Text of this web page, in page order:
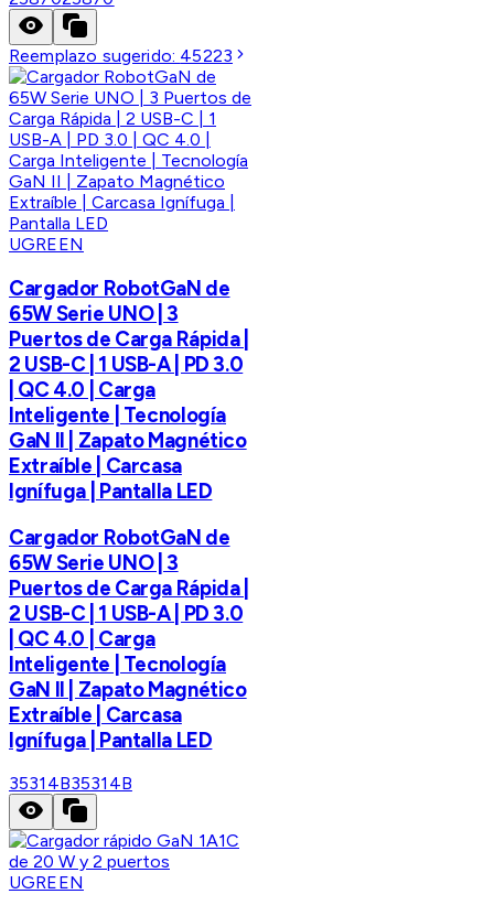
Reemplazo sugerido: 45223
UGREEN
Cargador RobotGaN de
65W Serie UNO | 3
Puertos de Carga Rápida |
2 USB-C | 1 USB-A | PD 3.0
| QC 4.0 | Carga
Inteligente | Tecnología
GaN II | Zapato Magnético
Extraíble | Carcasa
Ignífuga | Pantalla LED
Cargador RobotGaN de
65W Serie UNO | 3
Puertos de Carga Rápida |
2 USB-C | 1 USB-A | PD 3.0
| QC 4.0 | Carga
Inteligente | Tecnología
GaN II | Zapato Magnético
Extraíble | Carcasa
Ignífuga | Pantalla LED
35314B35314B
UGREEN